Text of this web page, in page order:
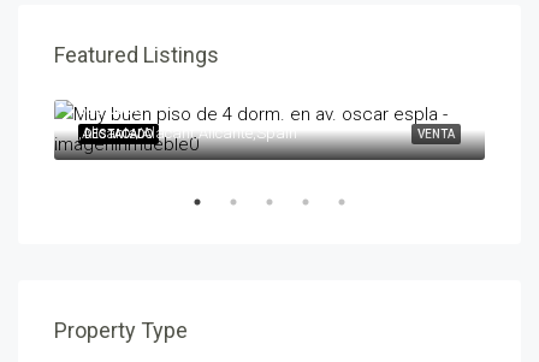
Featured Listings
VENTA
DESTACADO
595,000€
,Alicante/Alacant,Alicante,Spain
Property Type